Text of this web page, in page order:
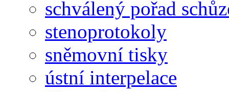
schválený pořad
stenoprotokoly
sněmovní tisky
ústní interpelace